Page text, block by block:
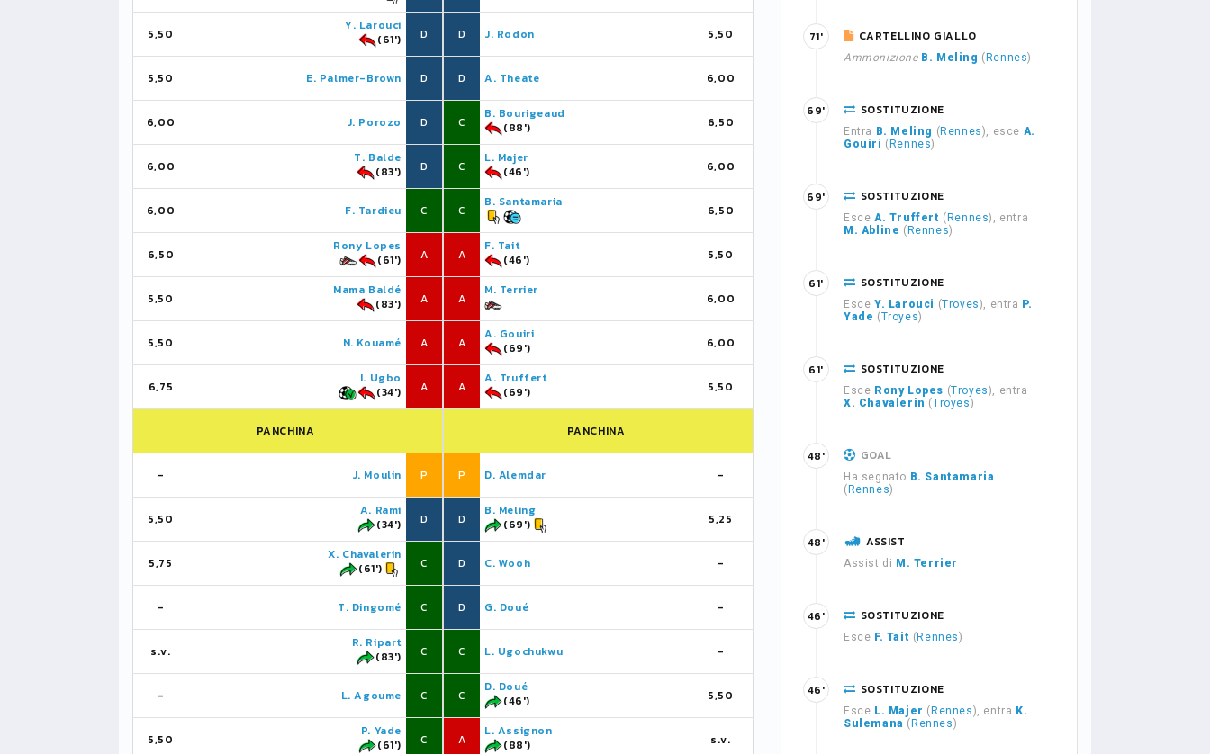
5,50
Y. Larouci
(61')
D
5,50 E. Palmer-Brown D
6,00 J. Porozo D
6,00
T. Balde
(83')
D
6,00 F. Tardieu C
6,50
Rony Lopes
(61')
A
5,50
Mama Baldé
(83')
A
5,50 N. Kouamé A
6,75
I. Ugbo
(34')
A
PANCHINA
- J. Moulin P
5,50
A. Rami
(34')
D
5,75
X. Chavalerin
(61')
C
- T. Dingomé C
s.v.
R. Ripart
(83')
C
- L. Agoume C
5,50
P. Yade
(61')
C
D J. Rodon 5,50
D A. Theate 6,00
C
B. Bourigeaud
(88')
6,50
C
L. Majer
(46')
6,00
C
B. Santamaria
6,50
A
F. Tait
(46')
5,50
A
M. Terrier
6,00
A
A. Gouiri
(69')
6,00
A
A. Truffert
(69')
5,50
PANCHINA
P D. Alemdar -
D
B. Meling
(69')
5,25
D C. Wooh -
D G. Doué -
C L. Ugochukwu -
C
D. Doué
(46')
5,50
A
L. Assignon
(88')
s.v.
CARTELLINO GIALLO
Ammonizione B. Meling ( Rennes)
71'
SOSTITUZIONE
Entra B. Meling ( Rennes), esce A.
Gouiri ( Rennes)
69'
SOSTITUZIONE
Esce A. Truffert ( Rennes), entra
M. Abline ( Rennes)
69'
SOSTITUZIONE
Esce Y. Larouci (Troyes), entra P.
Yade (Troyes)
61'
SOSTITUZIONE
Esce Rony Lopes (Troyes), entra
X. Chavalerin (Troyes)
61'
GOAL
Ha segnato B. Santamaria
( Rennes)
48'
ASSIST
Assist di M. Terrier
48'
SOSTITUZIONE
Esce F. Tait ( Rennes)
46'
SOSTITUZIONE
Esce L. Majer ( Rennes), entra K.
Sulemana ( Rennes)
46'